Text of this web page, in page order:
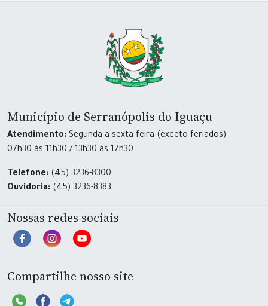
Município de Serranópolis do Iguaçu
Atendimento: Segunda a sexta-feira (exceto feriados)
07h30 às 11h30 / 13h30 às 17h30
Telefone: (45) 3236-8300
Ouvidoria: (45) 3236-8383
Nossas redes sociais
Compartilhe nosso site